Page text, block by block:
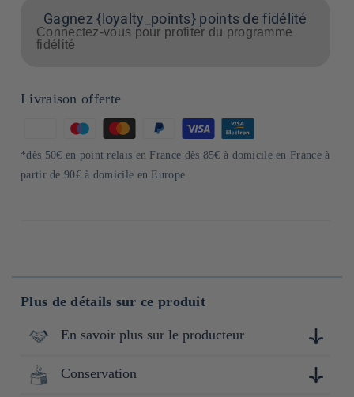
Gagnez {loyalty_points} points de fidélité
Connectez-vous pour profiter du programme
fidélité
Livraison offerte
de
paiement
*dès 50€ en point relais en France dès 85€ à domicile en France à
partir de 90€ à domicile en Europe
Plus de détails sur ce produit
En savoir plus sur le producteur
Kobe Sabo est une marque renommée spécialisée dans les
thés de qualité, ancrée dans la tradition japonaise. Fondée en
Conservation